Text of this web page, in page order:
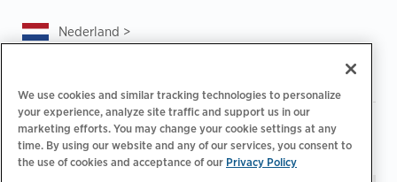
Nederland >
Privacybeleid | Uw privacykeuzes | Juridisch |
Toegankelijkheidsafschrift | Gedragscode voor leveranciers
EPR-informatie
We use cookies and similar tracking technologies to personalize
your experience, analyze site traffic and support us in our
marketing efforts. You may change your cookie settings at any
time. By using our website and any of our services, you consent to
the use of cookies and acceptance of our Privacy Policy